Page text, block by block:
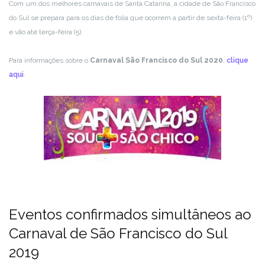
Com um dos melhores carnavais de Santa Catarina, a cidade de São Francisco
do Sul se prepara para os dias de folia que ocorrem a partir de sexta-feira (1º)
e vão até terça-feira (5).
Para informações sobre o Carnaval São Francisco do Sul 2020, clique
aqui.
Eventos confirmados simultâneos ao
Carnaval de São Francisco do Sul
2019